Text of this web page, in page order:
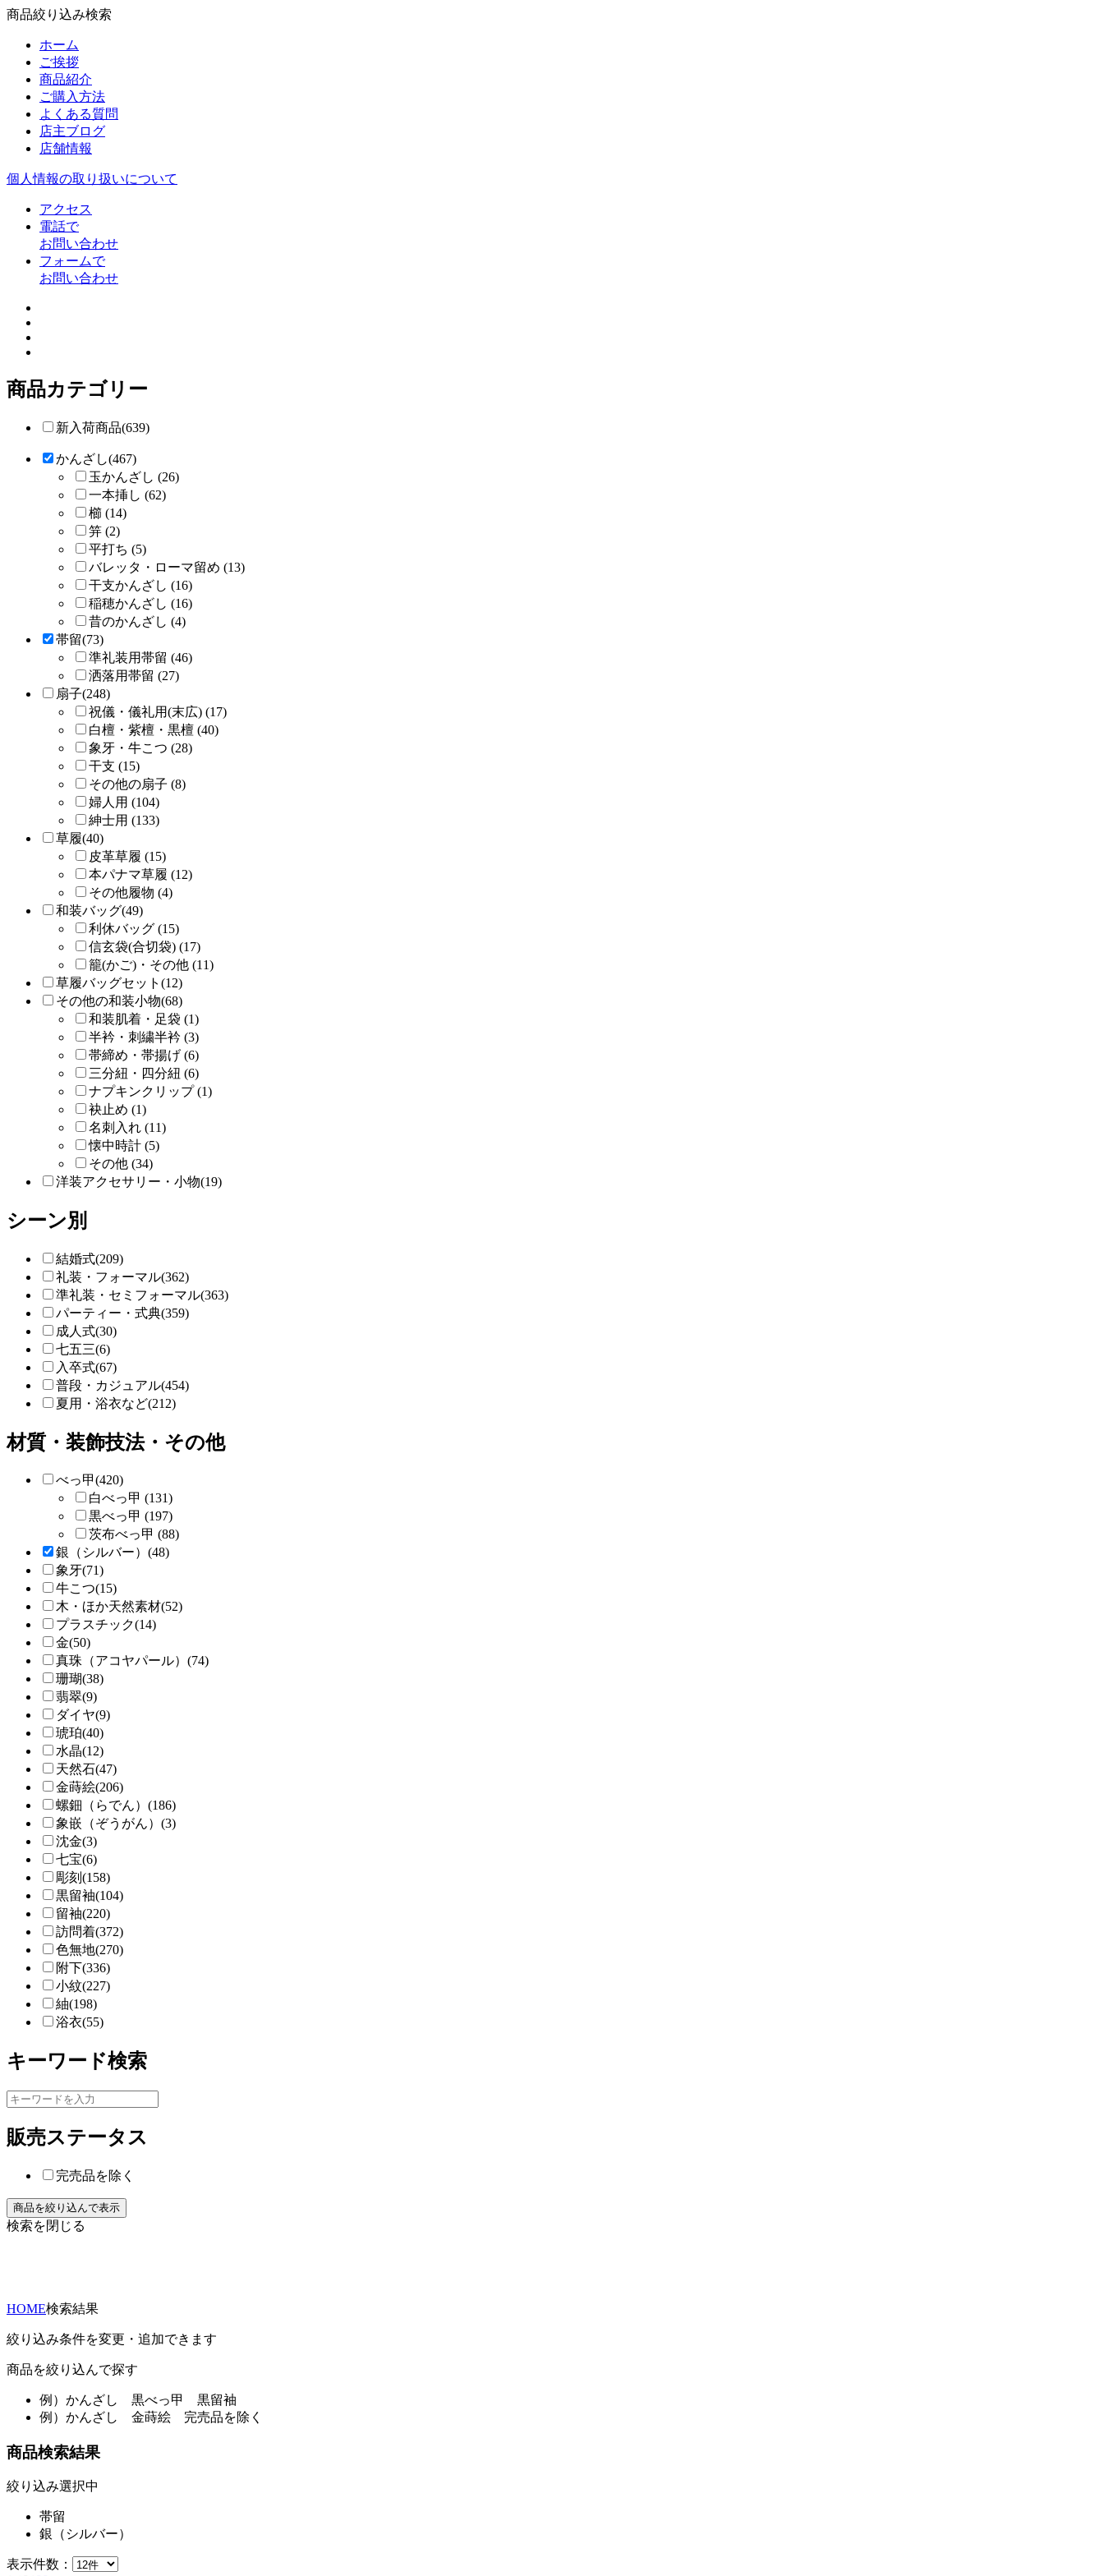
商品絞り込み検索
ホーム
ご挨拶
商品紹介
ご購入方法
よくある質問
店主ブログ
店舗情報
個人情報の取り扱いについて
アクセス
電話で
お問い合わせ
フォームで
お問い合わせ
商品カテゴリー
新入荷商品(639)
かんざし(467)
玉かんざし (26)
一本挿し (62)
櫛 (14)
笄 (2)
平打ち (5)
バレッタ・ローマ留め (13)
干支かんざし (16)
稲穂かんざし (16)
昔のかんざし (4)
帯留(73)
準礼装用帯留 (46)
洒落用帯留 (27)
扇子(248)
祝儀・儀礼用(末広) (17)
白檀・紫檀・黒檀 (40)
象牙・牛こつ (28)
干支 (15)
その他の扇子 (8)
婦人用 (104)
紳士用 (133)
草履(40)
皮革草履 (15)
本パナマ草履 (12)
その他履物 (4)
和装バッグ(49)
利休バッグ (15)
信玄袋(合切袋) (17)
籠(かご)・その他 (11)
草履バッグセット(12)
その他の和装小物(68)
和装肌着・足袋 (1)
半衿・刺繍半衿 (3)
帯締め・帯揚げ (6)
三分紐・四分紐 (6)
ナプキンクリップ (1)
袂止め (1)
名刺入れ (11)
懐中時計 (5)
その他 (34)
洋装アクセサリー・小物(19)
シーン別
結婚式(209)
礼装・フォーマル(362)
準礼装・セミフォーマル(363)
パーティー・式典(359)
成人式(30)
七五三(6)
入卒式(67)
普段・カジュアル(454)
夏用・浴衣など(212)
材質・装飾技法・その他
べっ甲(420)
白べっ甲 (131)
黒べっ甲 (197)
茨布べっ甲 (88)
銀（シルバー）(48)
象牙(71)
牛こつ(15)
木・ほか天然素材(52)
プラスチック(14)
金(50)
真珠（アコヤパール）(74)
珊瑚(38)
翡翠(9)
ダイヤ(9)
琥珀(40)
水晶(12)
天然石(47)
金蒔絵(206)
螺鈿（らでん）(186)
象嵌（ぞうがん）(3)
沈金(3)
七宝(6)
彫刻(158)
黒留袖(104)
留袖(220)
訪問着(372)
色無地(270)
附下(336)
小紋(227)
紬(198)
浴衣(55)
キーワード検索
販売ステータス
完売品を除く
検索を閉じる
HOME検索結果
絞り込み条件を変更・追加できます
商品を絞り込んで探す
例） かんざし 黒べっ甲 黒留袖
例） かんざし 金蒔絵 完売品を除く
商品検索結果
絞り込み選択中
帯留
銀（シルバー）
表示件数：